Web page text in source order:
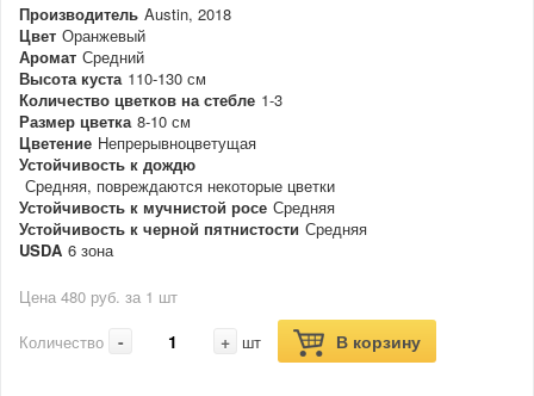
Производитель Austin, 2018
Цвет Оранжевый
Аромат Средний
Высота куста 110-130 см
Количество цветков на стебле 1-3
Размер цветка 8-10 см
Цветение Непрерывноцветущая
Устойчивость к дождю
Средняя, повреждаются некоторые цветки
Устойчивость к мучнистой росе Средняя
Устойчивость к черной пятнистости Средняя
USDA 6 зона
Цена 480 руб. за 1 шт
Количество
- + шт В корзину